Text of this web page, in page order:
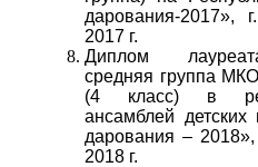
дарования-2017»,
2017 г.
Диплом
средняя группа
(4 класс) в
ансамблей
дарования –
2018 г.